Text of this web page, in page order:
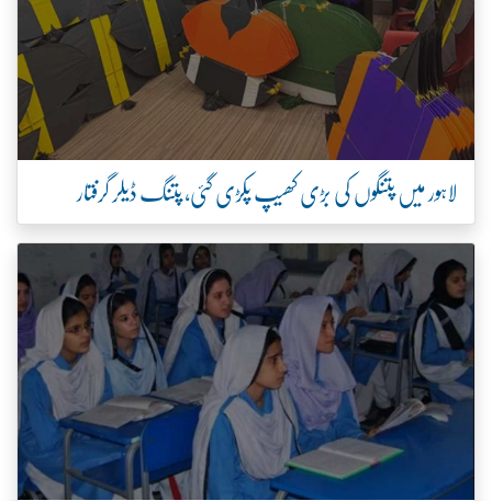
لاہور میں پتنگوں کی بڑی کھیپ پکڑی گئی، پتنگ ڈیلر گرفتار